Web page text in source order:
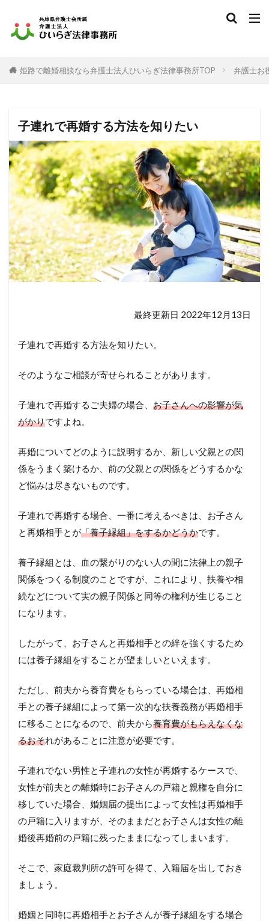
姫路で離婚相談なら弁護士法人ひいらぎ法律事務所TOP 弁護士お
子連れで再婚する方法を知りたい
最終更新日 2022年12月13日
子連れで再婚する方法を知りたい。
そのようなご相談が寄せられることがあります。
子連れで再婚するご夫婦の場合、 お子さんへの影響が気
がかりですよね。
再婚についてどのように説明するか、新しい父親との関
係をうまく築けるか、前の父親との関係をどうするかな
ど悩みは尽きないものです。
子連れで再婚する場合、一番に考えるべきは、お子さん
と再婚相手とが「養子縁組」をするかどうかです。
養子縁組とは、血の繋がりのない人の間に法律上の親子
関係をつくる制度のことですが、これにより、扶養や相
続などについて実の親子関係と同等の権利が生じること
になります。
したがって、お子さんと再婚相手との絆を強くするため
には養子縁組をすることが望ましいといえます。
ただし、前夫から養育費をもらっている場合は、再婚相
手との養子縁組によって第一次的な扶養義務が再婚相手
に移ることになるので、前夫から養育費がもらえなくな
るおそれがあることに注意が必要です。
子連れでない男性と子連れの女性が再婚するケースで、
女性が前夫との離婚時にお子さんの戸籍と親権を自分に
移していた場合、婚姻届の提出によって女性は再婚相手
の戸籍に入りますが、そのままだとお子さんは女性の離
婚後再婚前の戸籍に残ったままになってしまいます。
そこで、家庭裁判所の許可を得て、入籍届を出しておき
ましょう。
婚姻と同時に再婚相手とお子さんが養子縁組をする場合